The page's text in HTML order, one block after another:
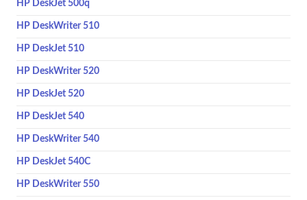
HP DeskJet 500q
HP DeskWriter 510
HP DeskJet 510
HP DeskWriter 520
HP DeskJet 520
HP DeskJet 540
HP DeskWriter 540
HP DeskJet 540C
HP DeskWriter 550